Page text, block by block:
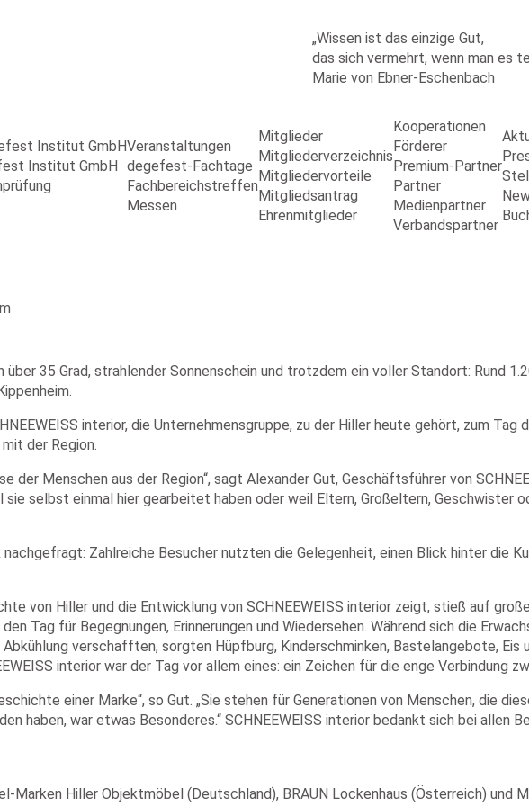
„Wissen ist das einzige Gut,
das sich vermehrt, wenn man es
Marie von Ebner-Eschenbach
Institut GmbH
Institut GmbH
Veranstaltungen
degefest-Fachtage
Fachbereichstreffen
Messen
Mitglieder
Mitgliederverzeichnis
Mitgliedervorteile
Mitgliedsantrag
Ehrenmitglieder
Kooperationen
Förderer
Premium-Partner
Partner
Medienpartner
Verbandspartner
35 Grad, strahlender Sonnenschein und trotzdem ein voller Standort: Rund
interior, die Unternehmensgruppe, zu der Hiller heute gehört, zum Tag
der Region.
der Menschen aus der Region“, sagt Alexander Gut, Geschäftsführer von
selbst einmal hier gearbeitet haben oder weil Eltern, Großeltern, Geschwister
Zahlreiche Besucher nutzten die Gelegenheit, einen Blick hinter die
von Hiller und die Entwicklung von SCHNEEWEISS interior zeigt, stieß auf
Tag für Begegnungen, Erinnerungen und Wiedersehen. Während sich die
verschafften, sorgten Hüpfburg, Kinderschminken, Bastelangebote,
interior war der Tag vor allem eines: ein Zeichen für die enge Verbindung
einer Marke“, so Gut. „Sie stehen für Generationen von Menschen, die
haben, war etwas Besonderes.“ SCHNEEWEISS interior bedankt sich bei allen
Marken Hiller Objektmöbel (Deutschland), BRAUN Lockenhaus (Österreich)